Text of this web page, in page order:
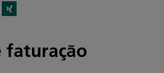
faturação